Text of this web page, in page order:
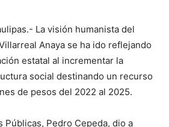
La visión humanista del
Anaya se ha ido reflejando
estatal al incrementar la
social destinando un recurso
de pesos del 2022 al 2025.
Públicas, Pedro Cepeda, dio a